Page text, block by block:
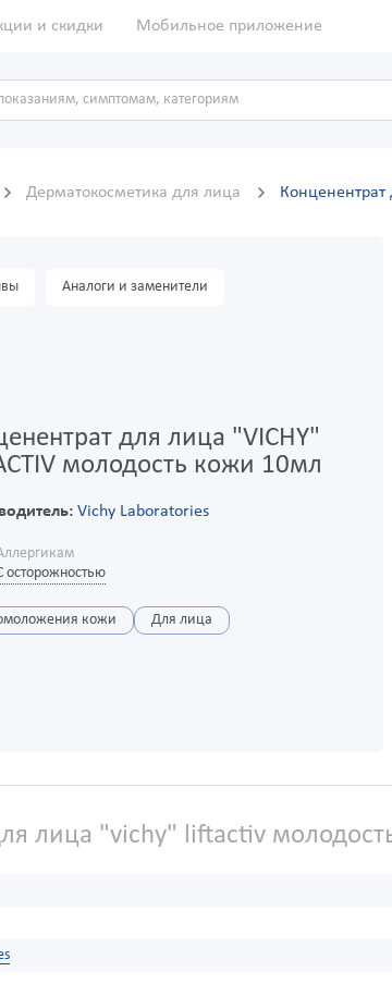
и скидки Мобильное приложение
Дерматокосметика для лица Конценентрат
Аналоги и заменители
для лица "VICHY"
молодость кожи 10мл
Vichy Laboratories
осторожностью
кожи Для лица
лица "vichy" liftactiv